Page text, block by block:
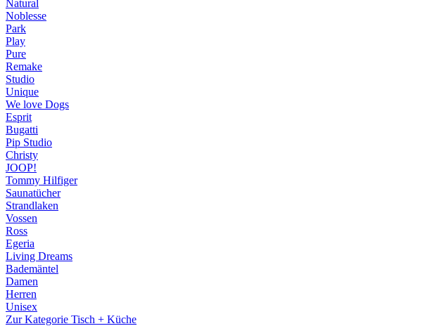
Natural
Noblesse
Park
Play
Pure
Remake
Studio
Unique
We love Dogs
Esprit
Bugatti
Pip Studio
Christy
JOOP!
Tommy Hilfiger
Saunatücher
Strandlaken
Vossen
Ross
Egeria
Living Dreams
Bademäntel
Damen
Herren
Unisex
Zur Kategorie Tisch + Küche